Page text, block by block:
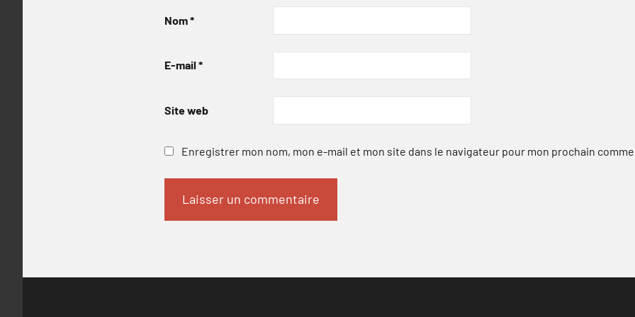
Nom*
E-mail *
Site web
Enregistrer mon nom, mon e-mail et mon site dans le navigateur pour mon prochain